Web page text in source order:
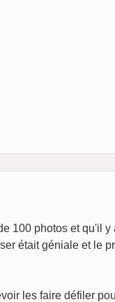
100 photos et qu'il
était géniale et le
les faire défiler